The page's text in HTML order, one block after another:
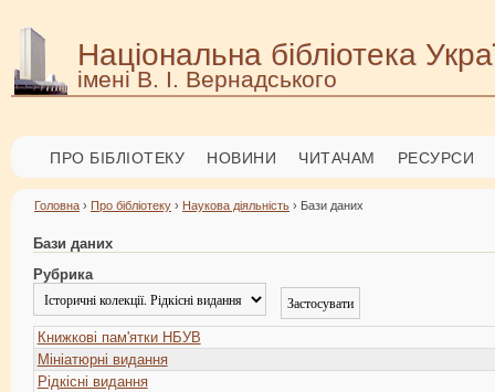
Національна бібліотека
імені В. І. Вернадського
ПРО БІБЛІОТЕКУ НОВИНИ ЧИТАЧАМ РЕСУРСИ
Головна › Про бібліотеку › Наукова діяльність › Бази даних
Бази даних
Рубрика
Книжкові пам'ятки НБУВ
Мініатюрні видання
Рідкісні видання